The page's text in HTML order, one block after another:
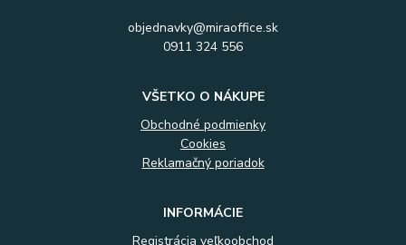
objednavky@miraoffice.sk
0911 324 556
VŠETKO O NÁKUPE
Obchodné podmienky
Cookies
Reklamačný poriadok
INFORMÁCIE
Registrácia veľkoobchod